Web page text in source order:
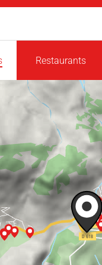
Restaurants